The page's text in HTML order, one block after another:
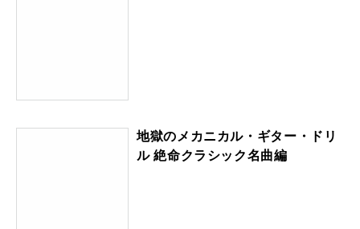
地獄のメカニカル・ギター・ドリ
ル 絶命クラシック名曲編